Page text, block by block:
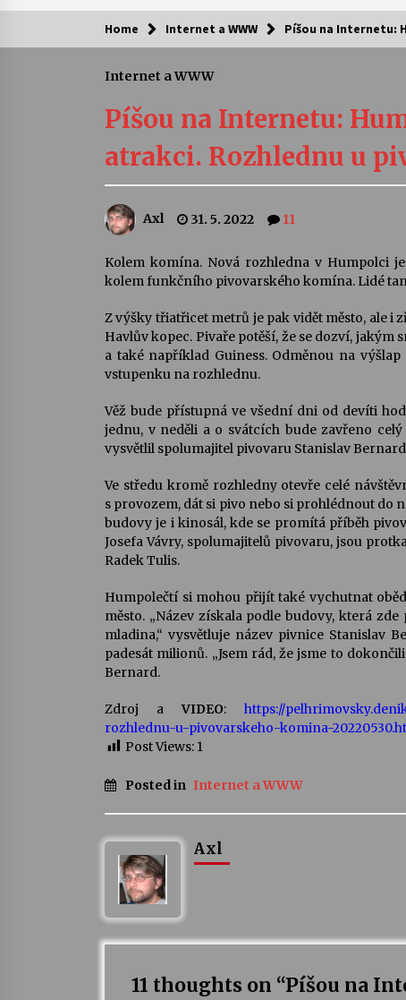
Kam za kulturou?
Camerata a Sukuba Ensemble
4. 8. 2026
Pozvánka na integrační festival
Quijotova šedesátka: 28. 7.–1. 8.
28. 7. 2026
Letní koncerty ve Stromovce: Rufus
Miller
Za kulturou kousek za Humpolec. V
Želivě ožije odkaz Josefa Čapka
13. 7. 2026
Home Internet a WWW Píšou na Internetu:
Internet a WWW
Píšou na Internetu:
atrakci. Rozhlednu u
Axl 31. 5. 2022 11
Kolem komína. Nová rozhledna v Humpolci
kolem funkčního pivovarského komína. Lidé
Z výšky třiatřicet metrů je pak vidět město, ale
Havlův kopec. Pivaře potěší, že se dozví, jakým
a také například Guiness. Odměnou na
vstupenku na rozhlednu.
Věž bude přístupná ve všední dni od devíti
jednu, v neděli a o svátcích bude zavřeno
vysvětlil spolumajitel pivovaru Stanislav
Ve středu kromě rozhledny otevře celé
s provozem, dát si pivo nebo si prohlédnout do
budovy je i kinosál, kde se promítá příběh
Josefa Vávry, spolumajitelů pivovaru, jsou
Radek Tulis.
Humpolečtí si mohou přijít také vychutnat
město. „Název získala podle budovy, která
mladina,“ vysvětluje název pivnice Stanislav
padesát milionů. „Jsem rád, že jsme to
Bernard.
Zdroj aVIDEO: https://
rozhlednu-u-pivovarskeho-komina-
Post Views: 1
Posted in Internet a WWW
Axl
11 thoughts on “Píšou na